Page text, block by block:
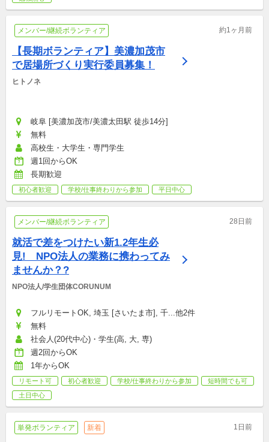
メンバー/継続ボランティア 約1ヶ月前
【長期ボランティア】美濃加茂市
で居場所づくり実行委員募集！
ヒトノネ
岐阜 [美濃加茂市/美濃太田駅 徒歩14分]
無料
高校生・大学生・専門学生
週1回からOK
長期歓迎
初心者歓迎 学校/仕事終わりから参加 平日中心
メンバー/継続ボランティア 28日前
就活で差をつけたい新1.2年生必
見!　NPO法人の業務に携わってみ
ませんか？?
NPO法人/学生団体CORUNUM
フルリモートOK, 埼玉 [さいたま市], 千...他2件
無料
社会人(20代中心)・学生(高, 大, 専)
週2回からOK
1年からOK
リモート可 初心者歓迎 学校/仕事終わりから参加
短時間でも可
土日中心
単発ボランティア 新着 1日前